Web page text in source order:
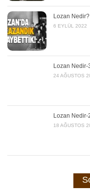
Lozan
6 EYLÜL 2022
Lozan Nedir-
24 AĞUSTOS
Lozan Nedir-
18 AĞUSTOS